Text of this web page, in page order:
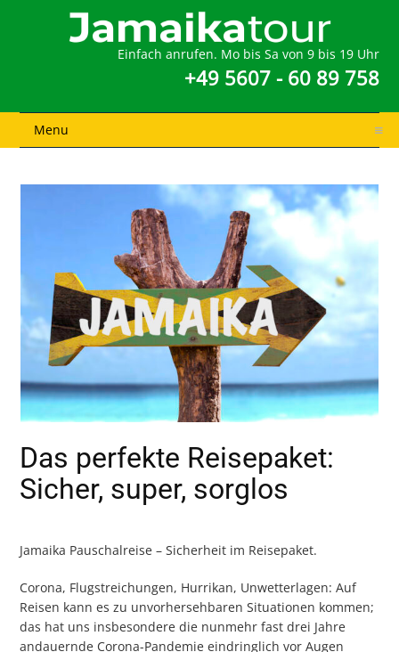
Einfach anrufen. Mo bis Sa von 9 bis 19 Uhr
+49 5607 - 60 89 758
Menu
Das perfekte Reisepaket:
Sicher, super, sorglos
Jamaika Pauschalreise – Sicherheit im Reisepaket.
Corona, Flugstreichungen, Hurrikan, Unwetterlagen: Auf
Reisen kann es zu unvorhersehbaren Situationen kommen;
das hat uns insbesondere die nunmehr fast drei Jahre
andauernde Corona-Pandemie eindringlich vor Augen